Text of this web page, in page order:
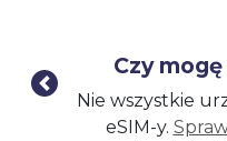
Czy
Nie wszystkie
eSIM-y.